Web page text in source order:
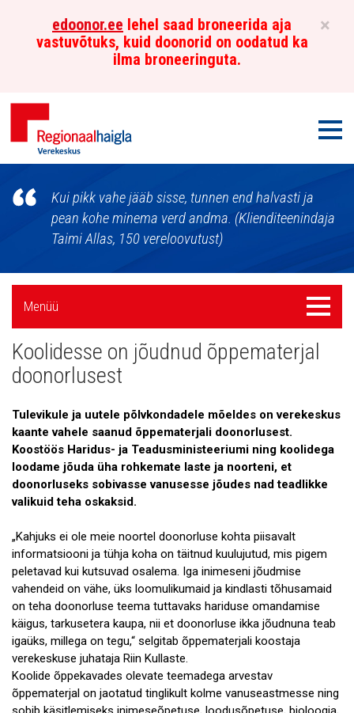
×
edoonor.ee lehel saad broneerida aja
vastuvõtuks, kuid doonorid on oodatud ka
ilma broneeringuta.
Põhja-
Eesti
Regionaalhaigla
Verekeskus
Kui pikk vahe jääb sisse, tunnen end halvasti ja
pean kohe minema verd andma. (Klienditeenindaja
Taimi Allas, 150 vereloovutust)
Külgpaani
navigatsioon
Menüü
Menüü
Uudised
Galerii
Koostöö
Tule tööle!
Tule ekskursioonile!
Koolidesse on jõudnud õppematerjal
doonorlusest
Tulevikule ja uutele põlvkondadele mõeldes on verekeskus
kaante vahele saanud õppematerjali doonorlusest.
Koostöös Haridus- ja Teadusministeeriumi ning koolidega
loodame jõuda üha rohkemate laste ja noorteni, et
doonorluseks sobivasse vanusesse jõudes nad teadlikke
valikuid teha oskaksid.
„Kahjuks ei ole meie noortel doonorluse kohta piisavalt
informatsiooni ja tühja koha on täitnud kuulujutud, mis pigem
peletavad kui kutsuvad osalema. Iga inimeseni jõudmise
vahendeid on vähe, üks loomulikumaid ja kindlasti tõhusamaid
on teha doonorluse teema tuttavaks hariduse omandamise
käigus, tarkusetera kaupa, nii et doonorluse ikka jõudnuna teab
igaüks, millega on tegu,“ selgitab õppematerjali koostaja
verekeskuse juhataja Riin Kullaste.
Koolide õppekavades olevate teemadega arvestav
õppematerjal on jaotatud tinglikult kolme vanuseastmesse ning